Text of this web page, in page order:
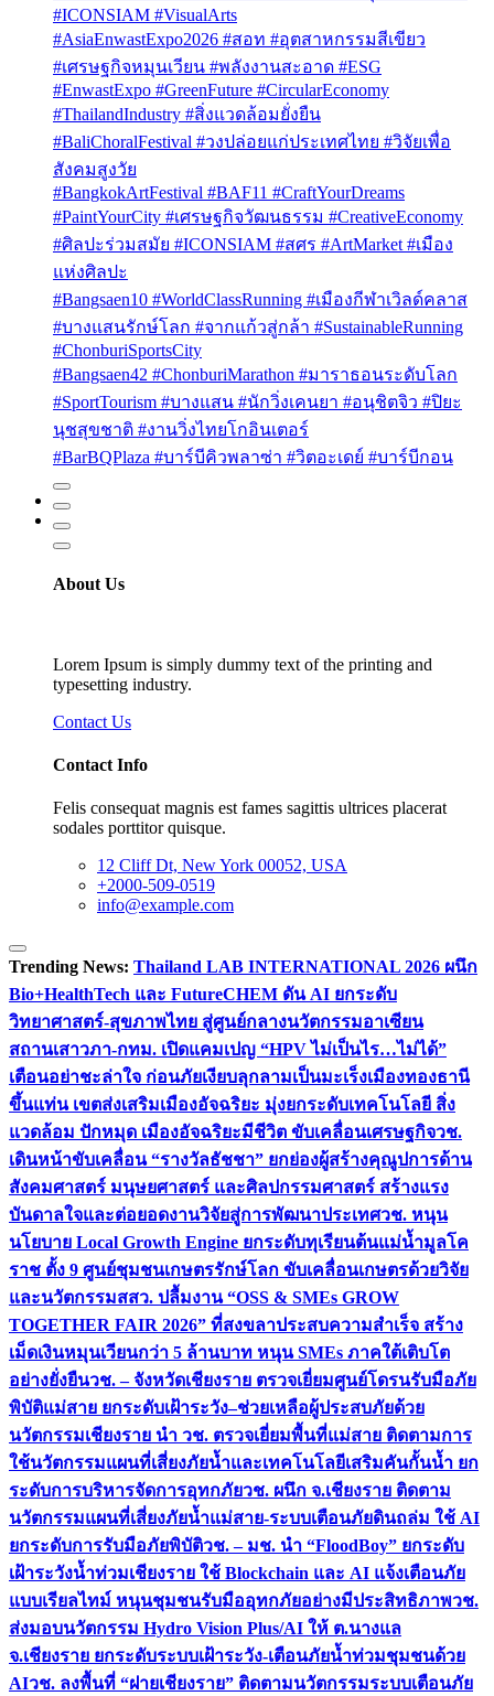
#ICONSIAM #VisualArts
#AsiaEnwastExpo2026 #สอท #อุตสาหกรรมสีเขียว
#เศรษฐกิจหมุนเวียน #พลังงานสะอาด #ESG
#EnwastExpo #GreenFuture #CircularEconomy
#ThailandIndustry #สิ่งแวดล้อมยั่งยืน
#BaliChoralFestival #วงปล่อยแก่ประเทศไทย #วิจัยเพื่อ
สังคมสูงวัย
#BangkokArtFestival #BAF11 #CraftYourDreams
#PaintYourCity #เศรษฐกิจวัฒนธรรม #CreativeEconomy
#ศิลปะร่วมสมัย #ICONSIAM #สศร #ArtMarket #เมือง
แห่งศิลปะ
#Bangsaen10 #WorldClassRunning #เมืองกีฬาเวิลด์คลาส
#บางแสนรักษ์โลก #จากแก้วสู่กล้า #SustainableRunning
#ChonburiSportsCity
#Bangsaen42 #ChonburiMarathon #มาราธอนระดับโลก
#SportTourism #บางแสน #นักวิ่งเคนยา #อนุชิตจิว #ปิยะ
นุชสุขชาติ #งานวิ่งไทยโกอินเตอร์
#BarBQPlaza #บาร์บีคิวพลาซ่า #วิตอะเดย์ #บาร์บีกอน
About Us
Lorem Ipsum is simply dummy text of the printing and
typesetting industry.
Contact Us
Contact Info
Felis consequat magnis est fames sagittis ultrices placerat
sodales porttitor quisque.
12 Cliff Dt, New York 00052, USA
+2000-509-0519
info@example.com
Trending News: Thailand LAB INTERNATIONAL 2026 ผนึก
Bio+HealthTech และ FutureCHEM ดัน AI ยกระดับ
วิทยาศาสตร์-สุขภาพไทย สู่ศูนย์กลางนวัตกรรมอาเซียน
สถานเสาวภา-กทม. เปิดแคมเปญ “HPV ไม่เป็นไร…ไม่ได้”
เตือนอย่าชะล่าใจ ก่อนภัยเงียบลุกลามเป็นมะเร็งเมืองทองธานี
ขึ้นแท่น เขตส่งเสริมเมืองอัจฉริยะ มุ่งยกระดับเทคโนโลยี สิ่ง
แวดล้อม ปักหมุด เมืองอัจฉริยะมีชีวิต ขับเคลื่อนเศรษฐกิจวช.
เดินหน้าขับเคลื่อน “รางวัลธัชชา” ยกย่องผู้สร้างคุณูปการด้าน
สังคมศาสตร์ มนุษยศาสตร์ และศิลปกรรมศาสตร์ สร้างแรง
บันดาลใจและต่อยอดงานวิจัยสู่การพัฒนาประเทศวช. หนุน
นโยบาย Local Growth Engine ยกระดับทุเรียนต้นแม่น้ำมูลโค
ราช ตั้ง 9 ศูนย์ชุมชนเกษตรรักษ์โลก ขับเคลื่อนเกษตรด้วยวิจัย
และนวัตกรรมสสว. ปลื้มงาน “OSS & SMEs GROW
TOGETHER FAIR 2026” ที่สงขลาประสบความสำเร็จ สร้าง
เม็ดเงินหมุนเวียนกว่า 5 ล้านบาท หนุน SMEs ภาคใต้เติบโต
อย่างยั่งยืนวช. – จังหวัดเชียงราย ตรวจเยี่ยมศูนย์โดรนรับมือภัย
พิบัติแม่สาย ยกระดับเฝ้าระวัง–ช่วยเหลือผู้ประสบภัยด้วย
นวัตกรรมเชียงราย นำ วช. ตรวจเยี่ยมพื้นที่แม่สาย ติดตามการ
ใช้นวัตกรรมแผนที่เสี่ยงภัยน้ำและเทคโนโลยีเสริมคันกั้นน้ำ ยก
ระดับการบริหารจัดการอุทกภัยวช. ผนึก จ.เชียงราย ติดตาม
นวัตกรรมแผนที่เสี่ยงภัยน้ำแม่สาย-ระบบเตือนภัยดินถล่ม ใช้ AI
ยกระดับการรับมือภัยพิบัติวช. – มช. นำ “FloodBoy” ยกระดับ
เฝ้าระวังน้ำท่วมเชียงราย ใช้ Blockchain และ AI แจ้งเตือนภัย
แบบเรียลไทม์ หนุนชุมชนรับมืออุทกภัยอย่างมีประสิทธิภาพวช.
ส่งมอบนวัตกรรม Hydro Vision Plus/AI ให้ ต.นางแล
จ.เชียงราย ยกระดับระบบเฝ้าระวัง-เตือนภัยน้ำท่วมชุมชนด้วย
AIวช. ลงพื้นที่ “ฝายเชียงราย” ติดตามนวัตกรรมระบบเตือนภัย